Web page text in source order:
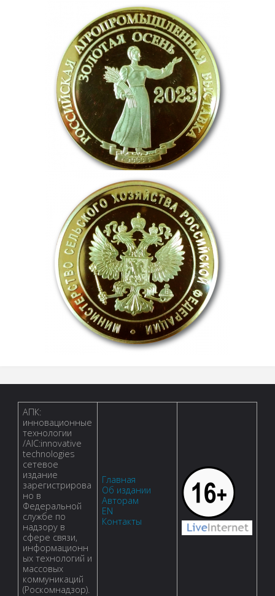
АПК:
инновационные
технологии
/AIC:innovative
technologies
сетевое
издание
зарегистрирова
но в
Федеральной
службе по
надзору в
сфере связи,
информационн
ых технологий и
массовых
коммуникаций
(Роскомнадзор).
Главная
Об издании
Авторам
EN
Контакты